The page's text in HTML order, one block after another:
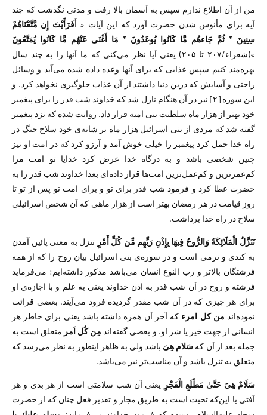
من از آن اطلاع ندارم سپس به آسمان بالا رفت و مدتی نگذشت که چند
آیه برای مأنوس شدن حضرت آورد که این آیات « أَفَرَأَيْتَ إِن مَّتَّعْنَاهُمْ
سِنِينَ * ثُمَّ جَاءهُم مَّا كَانُوا يُوعَدُونَ * مَا أَغْنَى عَنْهُم مَّا كَانُوا يُمَتَّعُونَ
»(شعراء/۲۰۷ تا ۲۰۵) یعنی آیا نظر می‌کنی که ما آنها را به چند سال
بهره‌مند کنیم سپس عذابی که برای آنها وعده داده شده می‌آید و وسائل
راحتی و آسایش که درین دنیا داشتند از آن عذاب جلوگیری نخواهد کرد. و
این سوره [۲] نیز در آن هنگام نازل شد که خداوند شب قدر را برای پیغمبر
خود بهتر از هزار ماه سلطنت بنی امیه قرار داد. روایت شده که نزد پیغمبر
گفته شد که مردی از بنی اسرائیل هزار ماه بر شانه‌ی خود سلاح جنگ در
راه خدا حمل کرد پیغمبر را خیلی خوش آمد و آرزو کرد که در امت او نیز
چنین شخصی باشد و به درگاه خدا عرض کرد خدایا تو امت مرا
کم‌عمرترین و کم‌عمل‌ترین امت‌ها قرار داده‌ای بعدا خداوند شب قدر را به
حضرت عطا کرد و فرمود شب قدر برای تو و برای امت تو پس از تو تا
روز قیامت در هر رمضان بهتر است از هزار ماهی که آن شخص اسرائیلی
سلاح در راه خدا برداشت.
تَنَزَّلُ الْمَلَائِكَةُ وَالرُّ‌وحُ فِيهَا بِإِذْنِ رَ‌بِّهِم مِّن كُلِّ أَمْرٍ‌ تنزل به معنی پائین آمدن
به کندی و نرمی است و در سوره‌ی بنی اسرائیل بیان روح را که از همه
فرشتگان بالاتر و رب النوع انسان می‌باشد مذکور داشته‌ایم: می‌فرماید
فرشته و روح در آن شب قدر به اذن خداوند یعنی به علم و با اجازه‌ی او
برای هر چیزی که در آن شب مقدر گردیده فرود می‌آیند. بعضی قرائت
نموده‌اند من کل امرء که آخر آن همزه داشته باشد یعنی برای خاطر هر
انسانی از جهت خیر یا شر او. و بعضی گفته‌اند مِن کُل اَمر متعلق است به
جمله بعد از آن که سَلام هِیَ باشد ولی به ظاهر اینطور به نظر می‌رسد که
متعلق به تنزل باشد و آن مناسب‌تر نیز می‌باشد.
سَلَامٌ هِيَ حَتَّىٰ مَطْلَعِ الْفَجْرِ‌ یعنی آن شب سلامتی است از هر بدی و هر
آفتی یا این‌که تحیت است به طریق مجاز و تقدیر فعل چنان که از حضرت